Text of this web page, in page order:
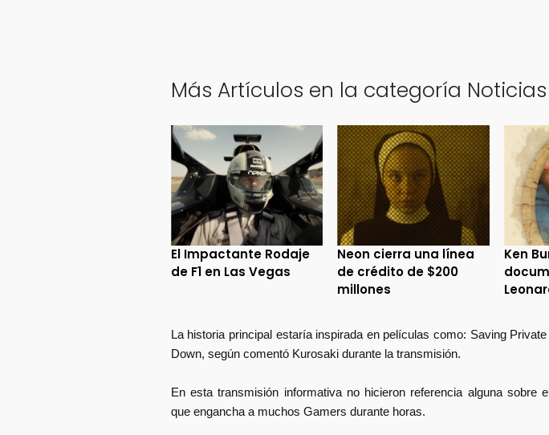
Más Artículos en la categoría Noticias
El Impactante Rodaje
de F1 en Las Vegas
Neon cierra una línea
de crédito de $200
millones
Ken
La historia principal estaría inspirada en películas como: Saving
Down, según comentó Kurosaki durante la transmisión.
En esta transmisión informativa no hicieron referencia alguna sobre
que engancha a muchos Gamers durante horas.